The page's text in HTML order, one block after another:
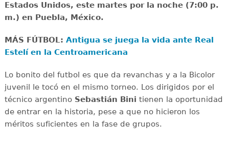
Estados Unidos, este martes por la noche (7:00 p.
m.) en Puebla, México.
MÁS FÚTBOL: Antigua se juega la vida ante Real
Estelí en la Centroamericana
Lo bonito del futbol es que da revanchas y a la Bicolor
juvenil le tocó en el mismo torneo. Los dirigidos por el
técnico argentino Sebastián Bini tienen la oportunidad
de entrar en la historia, pese a que no hicieron los
méritos suficientes en la fase de grupos.